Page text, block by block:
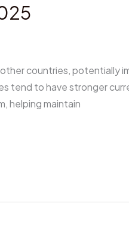
countries, potentially
tend to have stronger
helping maintain